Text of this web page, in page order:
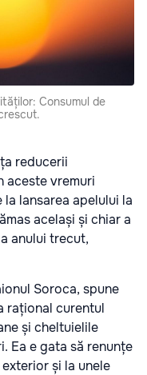
Consumul de
reducerii
aceste vremuri
lansarea apelului la
același și chiar a
anului trecut,
Soroca, spune
rațional curentul
și cheltuielile
Ea e gata să renunțe
și la unele